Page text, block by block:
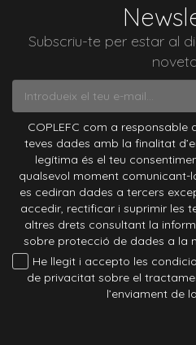
Subscriu-te per estar al
COPLEFC com a
teves dades amb la finalitat
legítima és el teu
qualsevol moment comunicant-
es cediran dades a tercers
accedir, rectificar i suprimir les
altres drets consultant la
sobre protecció de dades a la
He llegit i accepto les
de privacitat sobre el
l’enviament de